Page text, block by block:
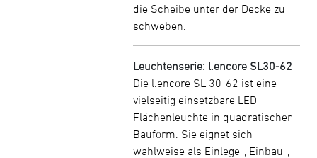
die Scheibe unter der Decke zu
schweben.
Leuchtenserie: l.encore SL30-62
Die l.encore SL 30-62 ist eine
vielseitig einsetzbare LED-
Flächenleuchte in quadratischer
Bauform. Sie eignet sich
wahlweise als Einlege-, Einbau-,